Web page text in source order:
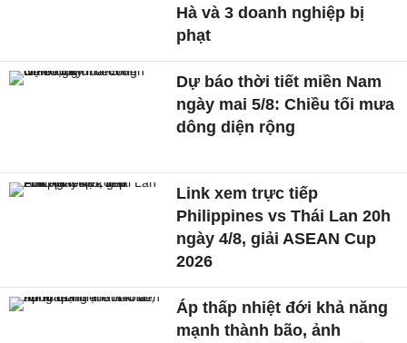
Hà và 3 doanh nghiệp bị
phạt
Dự báo thời tiết miền Nam
ngày mai 5/8: Chiều tối mưa
dông diện rộng
Link xem trực tiếp
Philippines vs Thái Lan 20h
ngày 4/8, giải ASEAN Cup
2026
Áp thấp nhiệt đới khả năng
mạnh thành bão, ảnh